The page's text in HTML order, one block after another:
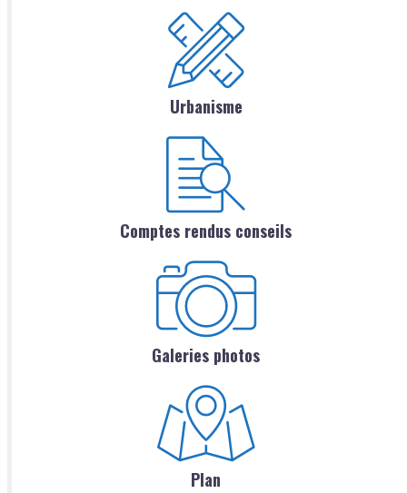
Urbanisme
Comptes rendus conseils
Galeries photos
Plan